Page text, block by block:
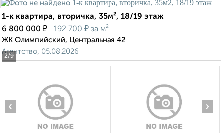
2/9
1-к квартира, вторичка, 35м², 18/19 этаж
6 800 000 ₽ 192 700 ₽ за м²
ЖК Олимпийский, Центральная 42
Агентство, 05.08.2026
‹ ›